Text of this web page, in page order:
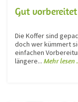
Gut
Die Koffer sind
doch wer kümmert
einfachen
längere... Mehr lesen